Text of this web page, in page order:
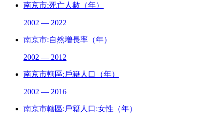
南京市:死亡人數（年）
2002 — 2022
南京市:自然增長率（年）
2002 — 2012
南京市轄區:戶籍人口（年）
2002 — 2016
南京市轄區:戶籍人口:女性（年）